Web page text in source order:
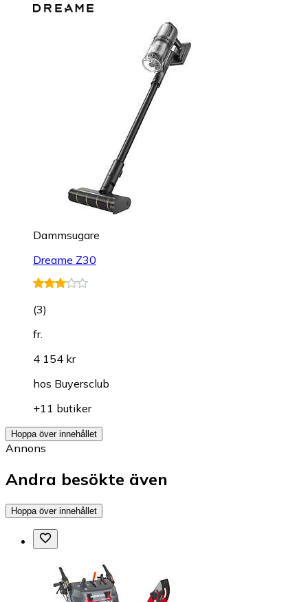
Dammsugare
Dreame Z30
(3)
fr.
4 154 kr
hos Buyersclub
+11 butiker
Hoppa över innehållet
Annons
Andra besökte även
Hoppa över innehållet